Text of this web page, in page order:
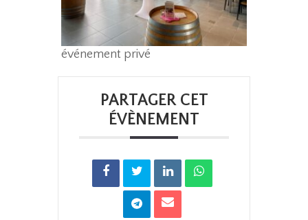
événement privé
PARTAGER CET
ÉVÈNEMENT